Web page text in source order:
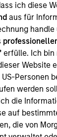
ich diese
aus für
handle
erfülle. Ich bin
Website
Personen
werden
die
auf
die von